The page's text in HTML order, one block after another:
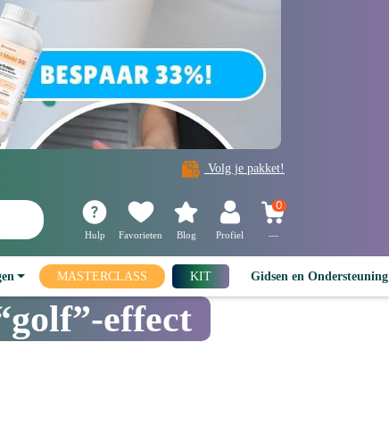
Volg je pakket!
Hulp Favorieten Blog Profiel
0
—
MASTERCLASS KIT Gidsen en
effect